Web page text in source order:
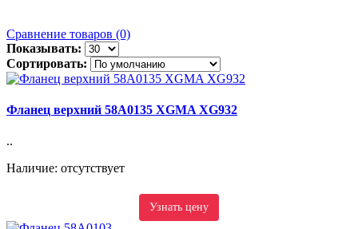
Сравнение товаров (0)
Показывать:
Сортировать:
Фланец верхний 58A0135 XGMA XG932
..
Наличие: отсутствует
Узнать цену